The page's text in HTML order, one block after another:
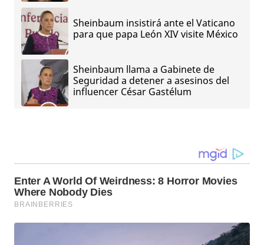
Sheinbaum insistirá ante el Vaticano
para que papa León XIV visite México
Sheinbaum llama a Gabinete de
Seguridad a detener a asesinos del
influencer César Gastélum